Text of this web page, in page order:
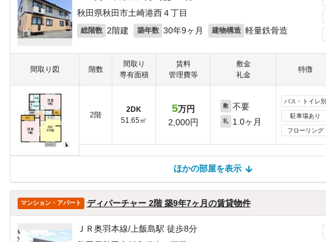
秋田県秋田市土崎港西４丁目
総階数 2階建 築年数 30年9ヶ月 建物構造 軽量鉄骨造
間取り図 階数
間取り
専有面積
賃料
管理費等
敷金
礼金
特徴
2階
2DK
51.65㎡
5万円
2,000円
敷 不要
礼 1.0ヶ月
バス・トイレ別
駐車場あり
フローリング
ほかの部屋を表示
ほかの部屋は見つかりませんでした
マンション・アパート ディパーチャー 2階 築9年7ヶ月の賃貸物件
ＪＲ奥羽本線/上飯島駅 徒歩8分